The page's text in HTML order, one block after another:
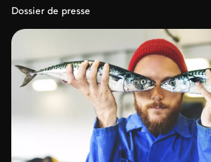
Dossier de presse